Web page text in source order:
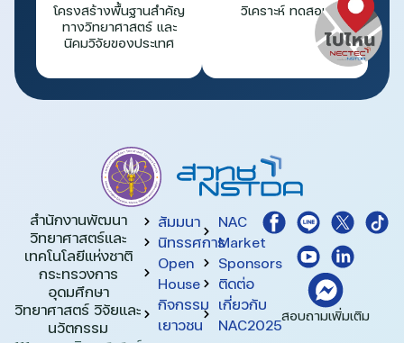
โครงสร้างพื้นฐานสำคัญ
ทางวิทยาศาสตร์ และ
นิคมวิจัยของประเทศ
วิเคราะห์ ทดสอบ
สำนักงานพัฒนา
วิทยาศาสตร์และ
เทคโนโลยีแห่งชาติ​
กระทรวงการ
อุดมศึกษา
วิทยาศาสตร์ วิจัยและ
นวัตกรรม
สัมมนา
นิทรรศการ
Open
House
กิจกรรม
เยาวชน
NAC
Market
Sponsors
ติดต่อ
เกี่ยวกับ
NAC2025สอบถามเพิ่มเติม